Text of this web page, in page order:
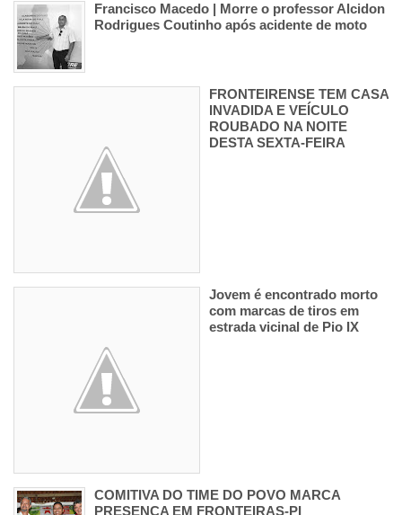
Francisco Macedo | Morre o professor Alcidon
Rodrigues Coutinho após acidente de moto
FRONTEIRENSE TEM CASA
INVADIDA E VEÍCULO
ROUBADO NA NOITE
DESTA SEXTA-FEIRA
Jovem é encontrado morto
com marcas de tiros em
estrada vicinal de Pio IX
COMITIVA DO TIME DO POVO MARCA
PRESENÇA EM FRONTEIRAS-PI